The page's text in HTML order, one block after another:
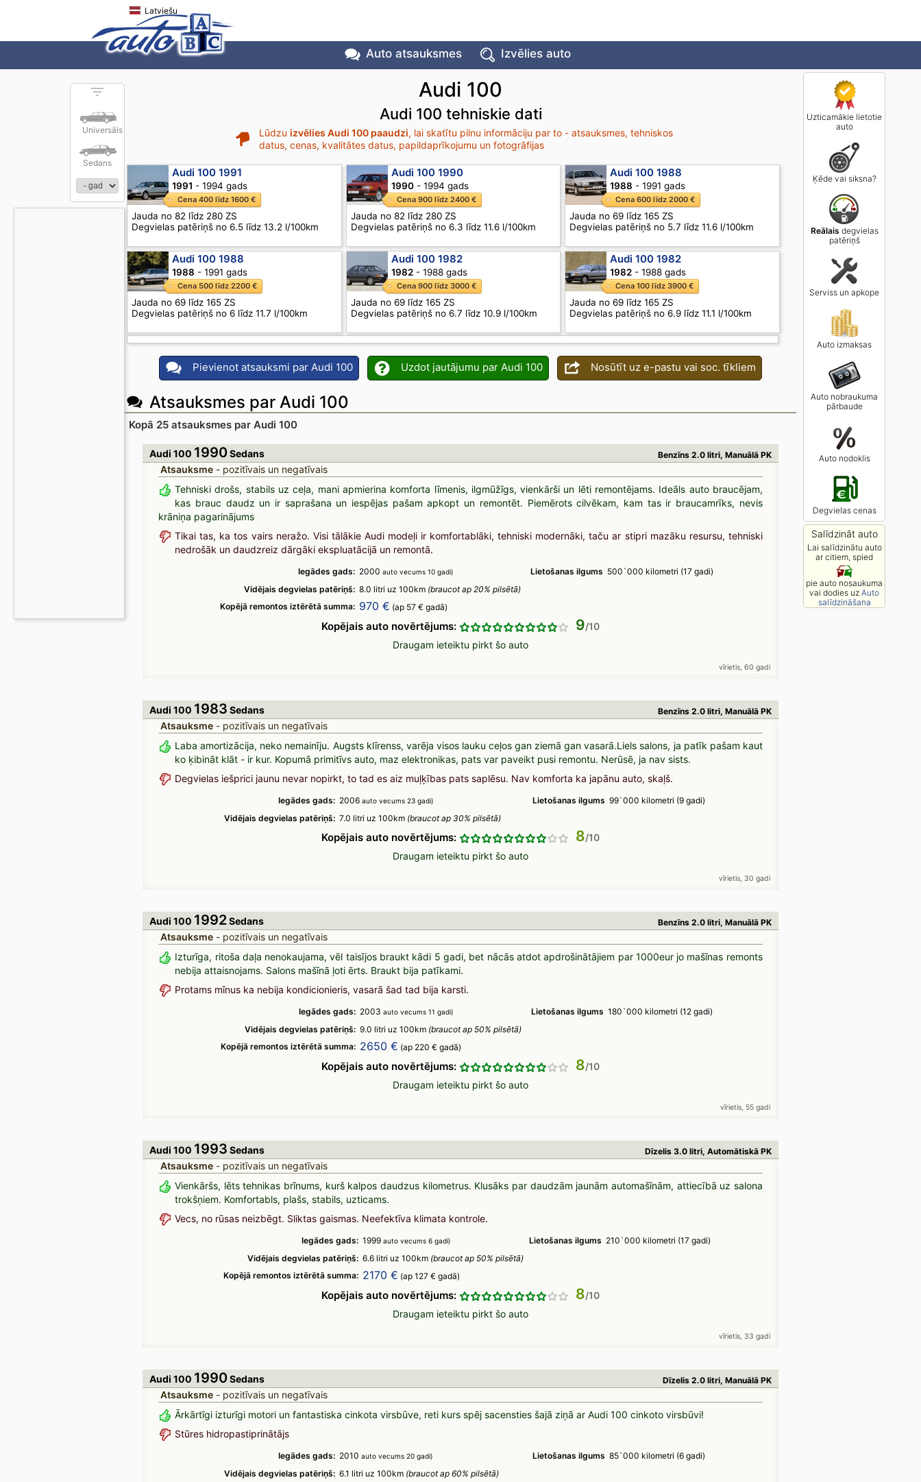
Latviešu
Auto atsauksmes Izvēlies auto
Uzticamākie lietotie
auto
Ķēde vai siksna?
Reālais degvielas
patēriņš
Serviss un apkope
Auto izmaksas
Auto nobraukuma
pārbaude
Auto nodoklis
Degvielas cenas
Salīdzināt auto
Lai salīdzinātu auto
ar citiem, spied
pie auto nosaukuma
vai dodies uz Auto
salīdzināšana
Audi 100
Audi 100 tehniskie dati
Lūdzu izvēlies Audi 100 paaudzi, lai skatītu pilnu informāciju par to - atsauksmes, tehniskos
datus, cenas, kvalitātes datus, papildaprīkojumu un fotogrāfijas
Audi 100 1991
1991 - 1994 gads
Cena 400 līdz 1600 €
Jauda no 82 līdz 280 ZS
Degvielas patēriņš no 6.5 līdz 13.2 l/100km
Audi 100 1990
1990- 1994 gads
Cena 900 līdz 2400 €
Jauda no 82 līdz 280 ZS
Degvielas patēriņš no 6.3 līdz 11.6 l/100km
Audi 100 1988
1988 - 1991 gads
Cena 600 līdz 2000 €
Jauda no 69 līdz 165 ZS
Degvielas patēriņš no 5.7 līdz 11.6 l/100km
Audi 100 1988
1988 - 1991 gads
Cena 500 līdz 2200 €
Jauda no 69 līdz 165 ZS
Degvielas patēriņš no 6 līdz 11.7 l/100km
Audi 100 1982
1982- 1988 gads
Cena 900 līdz 3000 €
Jauda no 69 līdz 165 ZS
Degvielas patēriņš no 6.7 līdz 10.9 l/100km
Audi 100 1982
1982 - 1988 gads
Cena 100 līdz 3900 €
Jauda no 69 līdz 165 ZS
Degvielas patēriņš no 6.9 līdz 11.1 l/100km
Universāls
Sedans
Pievienot atsauksmi par Audi 100 Uzdot jautājumu par Audi 100 Nosūtīt uz e-pastu vai soc. tīkliem
Atsauksmes par Audi 100
Kopā 25 atsauksmes par Audi 100
Audi 100 1990Sedans Benzīns 2.0 litri, Manuālā PK
Atsauksme - pozitīvais un negatīvais
Tehniski drošs, stabils uz ceļa, mani apmierina komforta līmenis, ilgmūžīgs, vienkārši un lēti remontējams. Ideāls auto braucējam,
kas brauc daudz un ir saprašana un iespējas pašam apkopt un remontēt. Piemērots cilvēkam, kam tas ir braucamrīks, nevis
krāniņa pagarinājums
Tikai tas, ka tos vairs neražo. Visi tālākie Audi modeļi ir komfortablāki, tehniski modernāki, taču ar stipri mazāku resursu, tehniski
nedrošāk un daudzreiz dārgāki ekspluatācijā un remontā.
Iegādes gads: 2000 auto vecums 10 gadi) Lietošanas ilgums 500`000 kilometri (17 gadi)
Vidējais degvielas patēriņš: 8.0 litri uz 100km (braucot ap 20% pilsētā)
Kopējā remontos iztērētā summa: 970 € (ap 57 € gadā)
Kopējais auto novērtējums: 9
Draugam ieteiktu pirkt šo auto
vīrietis, 60 gadi
Audi 100 1983 Sedans Benzīns 2.0 litri, Manuālā PK
Atsauksme - pozitīvais un negatīvais
Laba amortizācija, neko nemainīju. Augsts klīrenss, varēja visos lauku ceļos gan ziemā gan vasarā.Liels salons, ja patīk pašam kaut
ko ķibināt klāt - ir kur. Kopumā primitīvs auto, maz elektronikas, pats var paveikt pusi remontu. Nerūsē, ja nav sists.
Degvielas iešprici jaunu nevar nopirkt, to tad es aiz muļķības pats saplēsu. Nav komforta ka japānu auto, skaļš.
Iegādes gads: 2006 auto vecums 23 gadi) Lietošanas ilgums 99`000 kilometri (9 gadi)
Vidējais degvielas patēriņš: 7.0 litri uz 100km (braucot ap 30% pilsētā)
Kopējais auto novērtējums: 8
Draugam ieteiktu pirkt šo auto
vīrietis, 30 gadi
Audi 100 1992Sedans Benzīns 2.0 litri, Manuālā PK
Atsauksme - pozitīvais un negatīvais
Izturīga, ritoša daļa nenokaujama, vēl taisījos braukt kādi 5 gadi, bet nācās atdot apdrošinātājiem par 1000eur jo mašīnas remonts
nebija attaisnojams. Salons mašīnā ļoti ērts. Braukt bija patīkami.
Protams mīnus ka nebija kondicionieris, vasarā šad tad bija karsti.
Iegādes gads: 2003 auto vecums 11 gadi) Lietošanas ilgums 180`000 kilometri (12 gadi)
Vidējais degvielas patēriņš: 9.0 litri uz 100km (braucot ap 50% pilsētā)
Kopējā remontos iztērētā summa: 2650 € (ap 220 € gadā)
Kopējais auto novērtējums: 8
Draugam ieteiktu pirkt šo auto
vīrietis, 55 gadi
Audi 100 1993 Sedans Dīzelis 3.0 litri, Automātiskā PK
Atsauksme - pozitīvais un negatīvais
Vienkāršs, lēts tehnikas brīnums, kurš kalpos daudzus kilometrus. Klusāks par daudzām jaunām automašīnām, attiecībā uz salona
trokšņiem. Komfortabls, plašs, stabils, uzticams.
Vecs, no rūsas neizbēgt. Sliktas gaismas. Neefektīva klimata kontrole.
Iegādes gads: 1999 auto vecums 6 gadi) Lietošanas ilgums 210`000 kilometri (17 gadi)
Vidējais degvielas patēriņš: 6.6 litri uz 100km (braucot ap 50% pilsētā)
Kopējā remontos iztērētā summa: 2170 € (ap 127 € gadā)
Kopējais auto novērtējums: 8
Draugam ieteiktu pirkt šo auto
vīrietis, 33 gadi
Audi 100 1990Sedans Dīzelis 2.0 litri, Manuālā PK
Atsauksme - pozitīvais un negatīvais
Ārkārtīgi izturīgi motori un fantastiska cinkota virsbūve, reti kurs spēj sacensties šajā ziņā ar Audi 100 cinkoto virsbūvi!
Stūres hidropastiprinātājs
Iegādes gads: 2010 auto vecums 20 gadi) Lietošanas ilgums 85`000 kilometri (6 gadi)
Vidējais degvielas patēriņš: 6.1 litri uz 100km (braucot ap 60% pilsētā)